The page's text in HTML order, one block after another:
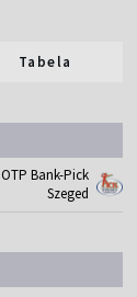
Tabela
OTP Bank-Pick
Szeged